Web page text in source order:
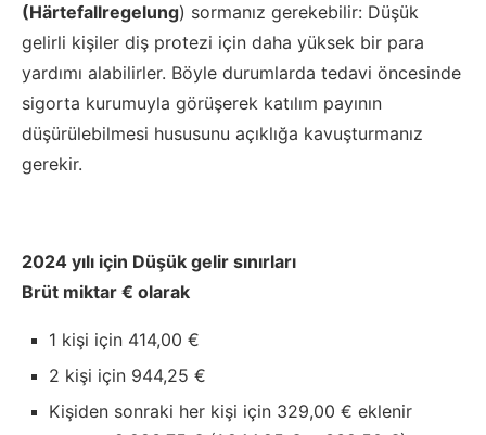
(Härtefallregelung) sormanız gerekebilir: Düşük
gelirli kişiler diş protezi için daha yüksek bir para
yardımı alabilirler. Böyle durumlarda tedavi öncesinde
sigorta kurumuyla görüşerek katılım payının
düşürülebilmesi hususunu açıklığa kavuşturmanız
gerekir.
2024 yılı için Düşük gelir sınırları
Brüt miktar € olarak
1 kişi için 414,00 €
2 kişi için 944,25 €
Kişiden sonraki her kişi için 329,00 € eklenir